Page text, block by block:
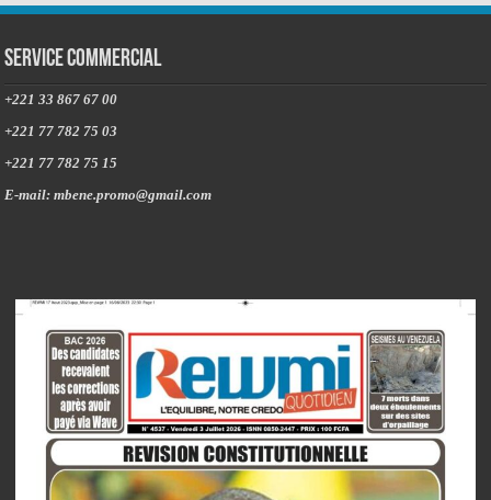
Service commercial
+221 33 867 67 00
+221 77 782 75 03
+221 77 782 75 15
E-mail: mbene.promo@gmail.com